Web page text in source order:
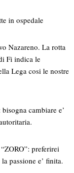
in ospedale
Nazareno. La rotta
Fi indica le
Lega cosi le nostre
cambiare e’
preferirei
passione e’ finita.